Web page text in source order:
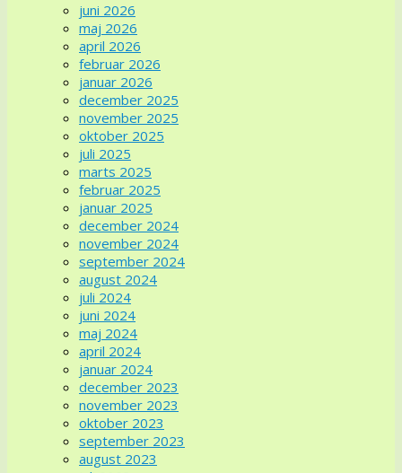
juni 2026
maj 2026
april 2026
februar 2026
januar 2026
december 2025
november 2025
oktober 2025
juli 2025
marts 2025
februar 2025
januar 2025
december 2024
november 2024
september 2024
august 2024
juli 2024
juni 2024
maj 2024
april 2024
januar 2024
december 2023
november 2023
oktober 2023
september 2023
august 2023